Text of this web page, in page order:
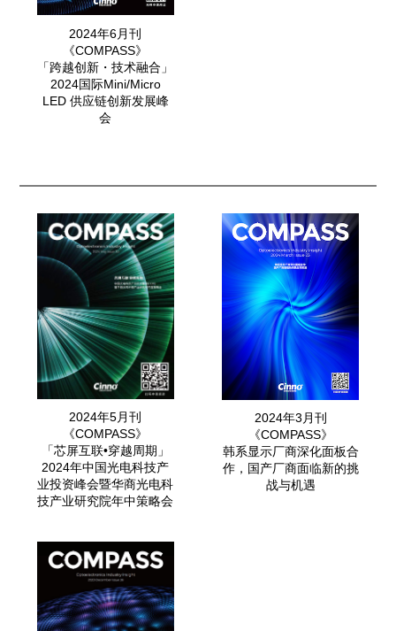
2024年6月刊
《COMPASS》
「跨越创新・技术融合」
2024国际Mini/Micro
LED 供应链创新发展峰
会
2024年5月刊
《COMPASS》
「芯屏互联•穿越周期」
2024年中国光电科技产
业投资峰会暨华商光电科
技产业研究院年中策略会
2024年3月刊
《COMPASS》
韩系显示厂商深化面板合
作，国产厂商面临新的挑
战与机遇